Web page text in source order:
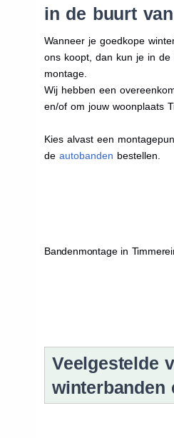
in de buurt
Wanneer je goedkope
ons koopt, dan kun je in
montage.
Wij hebben een
en/of om jouw woonplaats
Kies alvast een
de autobanden bestellen.
Bandenmontage in
Veelgestelde
winterbanden